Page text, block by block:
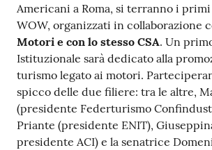
Americani a Roma, si terranno i
WOW, organizzati in collaborazione
Motori e con lo stesso CSA. Un
Istituzionale sarà dedicato alla
turismo legato ai motori.
spicco delle due filiere: tra le altre,
(presidente Federturismo
Priante (presidente ENIT),
presidente ACI) e la senatrice